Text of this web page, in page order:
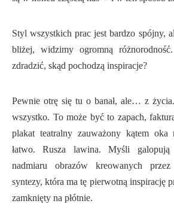
Styl wszystkich prac jest bardzo spójny,
bliżej, widzimy ogromną
zdradzić, skąd pochodzą inspiracje?
Pewnie otrę się tu o banał, ale… z
wszystko. To może być to zapach,
plakat teatralny zauważony kątem
łatwo. Rusza lawina. Myśli
nadmiaru obrazów kreowanych
syntezy, która ma tę pierwotną inspirację
zamknięty na płótnie.